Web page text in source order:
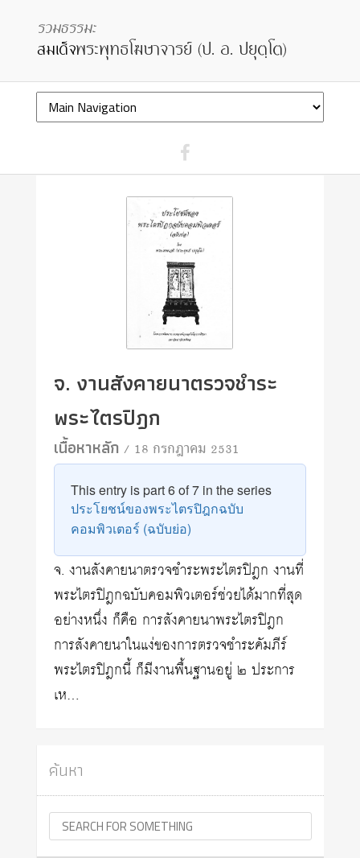
จ. งานสังคายนาตรวจชำระ
พระไตรปิฎก
เนื้อหาหลัก/ 18 กรกฎาคม 2531
This entry is part 6 of 7 in the series
ประโยชน์ของพระไตรปิฎกฉบับ
คอมพิวเตอร์ (ฉบับย่อ)
จ. งานสังคายนาตรวจชำระพระไตรปิฎก งานที่
พระไตรปิฎกฉบับคอมพิวเตอร์ช่วยได้มากที่สุด
อย่างหนึ่ง ก็คือ การสังคายนาพระไตรปิฎก
การสังคายนาในแง่ของการตรวจชำระคัมภีร์
พระไตรปิฎกนี้ ก็มีงานพื้นฐานอยู่ ๒ ประการ
เห…
ค้นหา